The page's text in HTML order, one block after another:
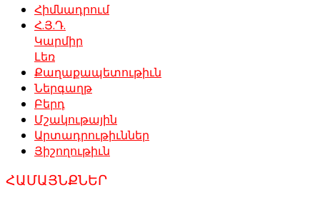
Հիմնադրում
Հ.Յ.Դ.
Կարմիր
Լեռ
Քաղաքապետութիւն
Ներգաղթ
Բերդ
Մշակութային
Արտադրութիւններ
Յիշողութիւն
ՀԱՄԱՅՆՔՆԵՐ